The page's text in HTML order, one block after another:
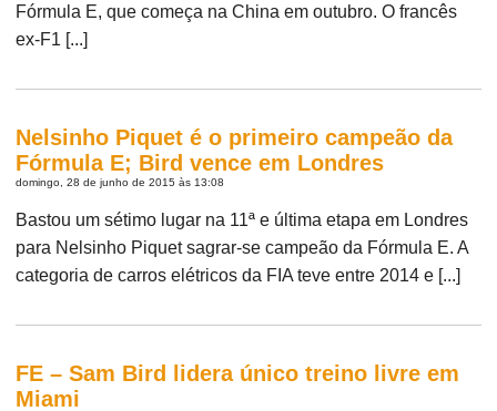
Fórmula E, que começa na China em outubro. O francês
ex-F1 [...]
Nelsinho Piquet é o primeiro campeão da
Fórmula E; Bird vence em Londres
domingo, 28 de junho de 2015 às 13:08
Bastou um sétimo lugar na 11ª e última etapa em Londres
para Nelsinho Piquet sagrar-se campeão da Fórmula E. A
categoria de carros elétricos da FIA teve entre 2014 e [...]
FE – Sam Bird lidera único treino livre em
Miami